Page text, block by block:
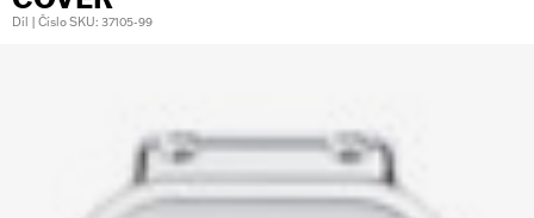
Díl | Číslo SKU: 37105-99